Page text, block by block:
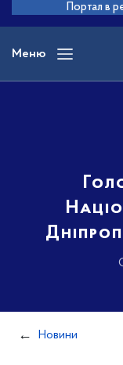
основного
вмісту
Портал в
Меню
Новини